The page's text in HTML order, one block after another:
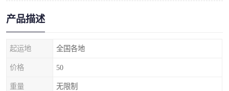
产品描述
起运地 全国各地
价格 50
重量 无限制